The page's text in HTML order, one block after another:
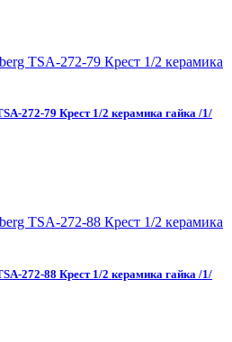
272-79 Крест 1/2 керамика гайка /1/
272-88 Крест 1/2 керамика гайка /1/